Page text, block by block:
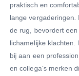
praktisch en
lange
de rug, bevordert
lichamelijke
bij aan een
en collega’s merken